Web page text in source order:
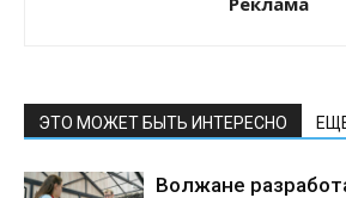
ЭТО МОЖЕТ БЫТЬ ИНТЕРЕСНО
Волжане